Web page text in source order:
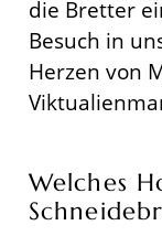
die Bretter
Besuch in
Herzen von
Welches